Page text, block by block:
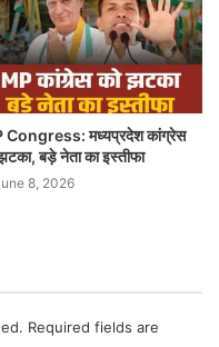
Congress: मध्यप्रदेश कांग्रेस
बड़े नेता का इस्तीफा
8, 2026
Required fields are